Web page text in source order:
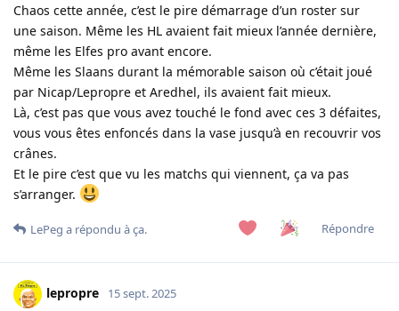
Chaos cette année, c’est le pire démarrage d’un roster sur
une saison. Même les HL avaient fait mieux l’année dernière,
même les Elfes pro avant encore.
Même les Slaans durant la mémorable saison où c’était joué
par Nicap/Lepropre et Aredhel, ils avaient fait mieux.
Là, c’est pas que vous avez touché le fond avec ces 3 défaites,
vous vous êtes enfoncés dans la vase jusqu’à en recouvrir vos
crânes.
Et le pire c’est que vu les matchs qui viennent, ça va pas
s’arranger.
Répondre
LePeg a répondu à ça.
lepropre 15 sept. 2025